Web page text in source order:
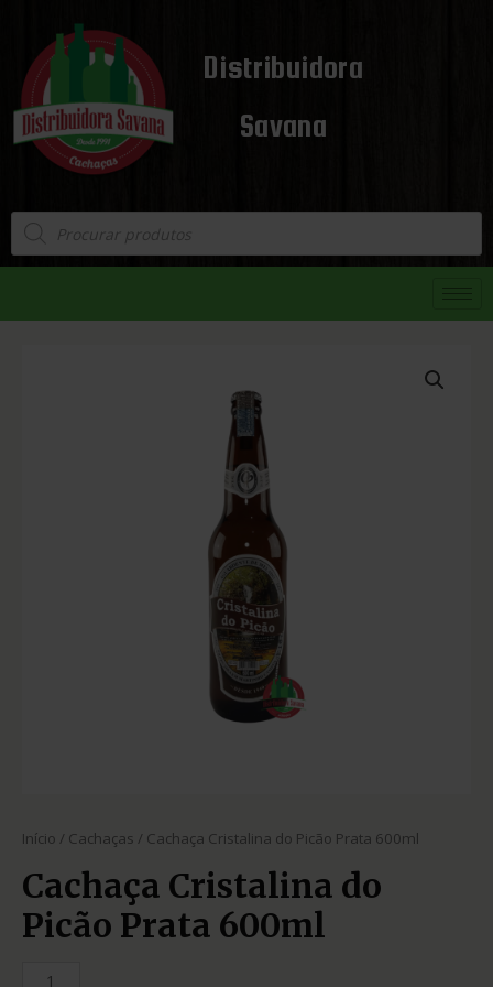
Distribuidora
Savana
Início / Cachaças / Cachaça Cristalina do Picão Prata 600ml
Cachaça Cristalina do
Picão Prata 600ml